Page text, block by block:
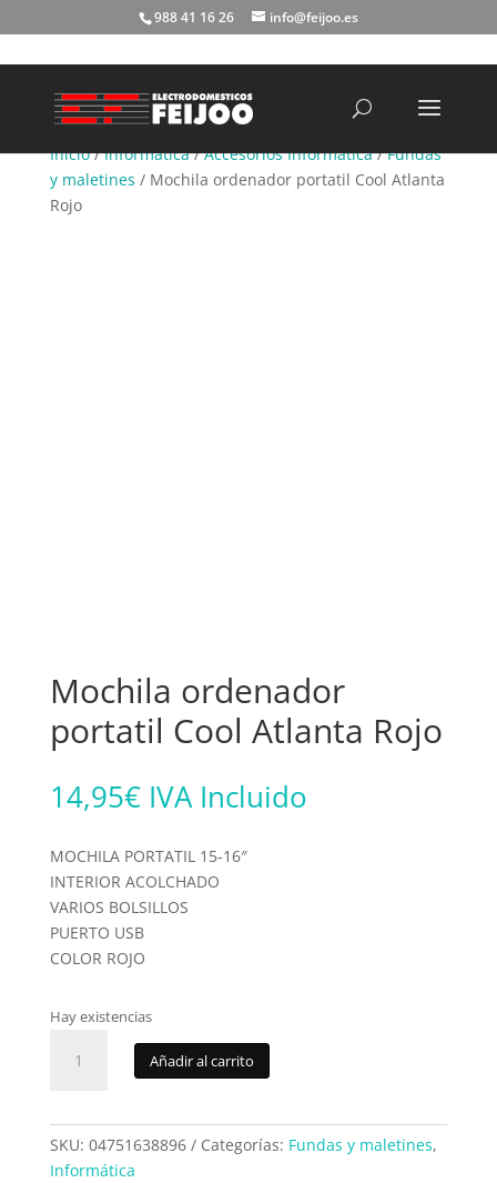
988 41 16 26 info@feijoo.es
Inicio/Informática/Accesorios Informática/Fundas
y maletines / Mochila ordenador portatil Cool Atlanta
Rojo
Mochila ordenador
portatil Cool Atlanta Rojo
14,95€ IVA Incluido
MOCHILA PORTATIL 15-16″
INTERIOR ACOLCHADO
VARIOS BOLSILLOS
PUERTO USB
COLOR ROJO
Hay existencias
ordenador
Atlanta
Rojo
Añadir al carrito
SKU: 04751638896 Categorías: Fundas y maletines,
Informática